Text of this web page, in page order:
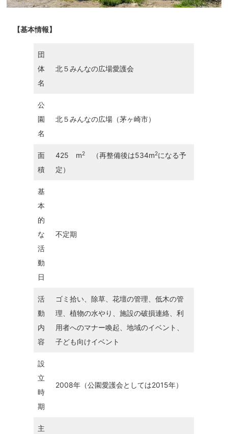
【基本情報】
団
体
名
北５みんなの広場愛護会
公
園
名
北５みんなの広場（茅ヶ崎市）
面
積
425 m2 （再整備後は534m2になる予
定）
基
本
的
な
活
動
日
不定期
活
動
内
容
ゴミ拾い、除草、花壇の管理、低木の管
理、植物の水やり、施設の破損連絡、利
用者へのマナー喚起、地域のイベント、
子ども向けイベント
設
立
時
期
2008年（公園愛護会としては2015年）
主